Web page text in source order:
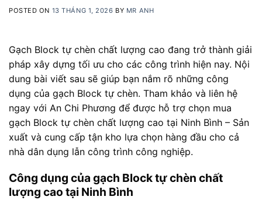
POSTED ON 13 THÁNG 1, 2026 BY MR ANH
Gạch Block tự chèn chất lượng cao đang trở thành giải
pháp xây dựng tối ưu cho các công trình hiện nay. Nội
dung bài viết sau sẽ giúp bạn nắm rõ những công
dụng của gạch Block tự chèn. Tham khảo và liên hệ
ngay với An Chi Phương để được hỗ trợ chọn mua
gạch Block tự chèn chất lượng cao tại Ninh Bình – Sản
xuất và cung cấp tận kho lựa chọn hàng đầu cho cả
nhà dân dụng lẫn công trình công nghiệp.
Công dụng của gạch Block tự chèn chất
lượng cao tại Ninh Bình